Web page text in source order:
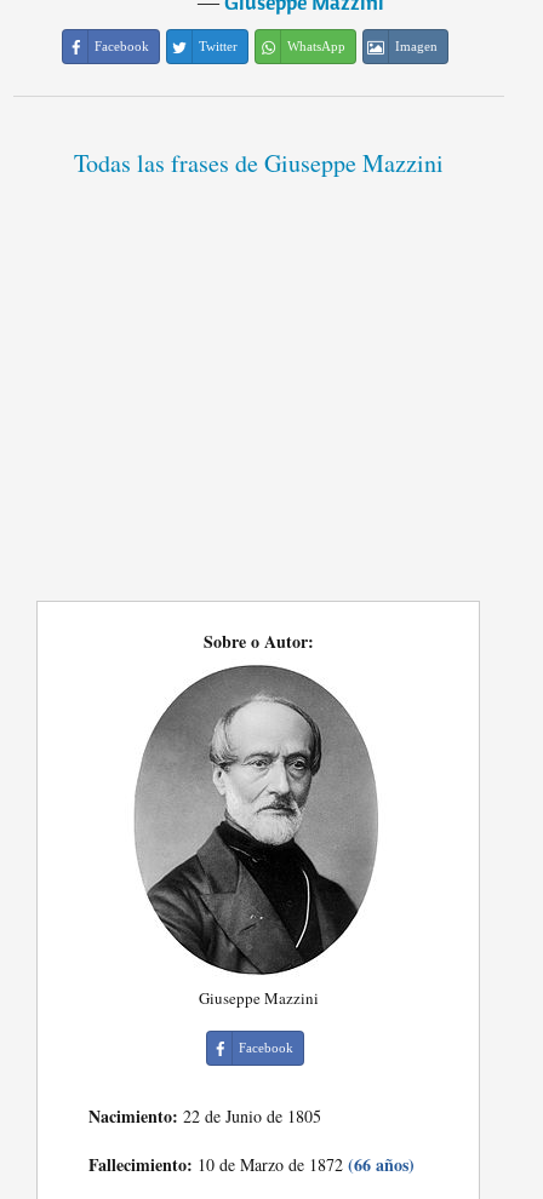
Facebook Twitter WhatsApp Imagen
Todas las frases de Giuseppe Mazzini
Sobre o Autor:
Giuseppe Mazzini
Facebook
Nacimiento: 22 de Junio de 1805
Fallecimiento: 10 de Marzo de 1872(66 años)